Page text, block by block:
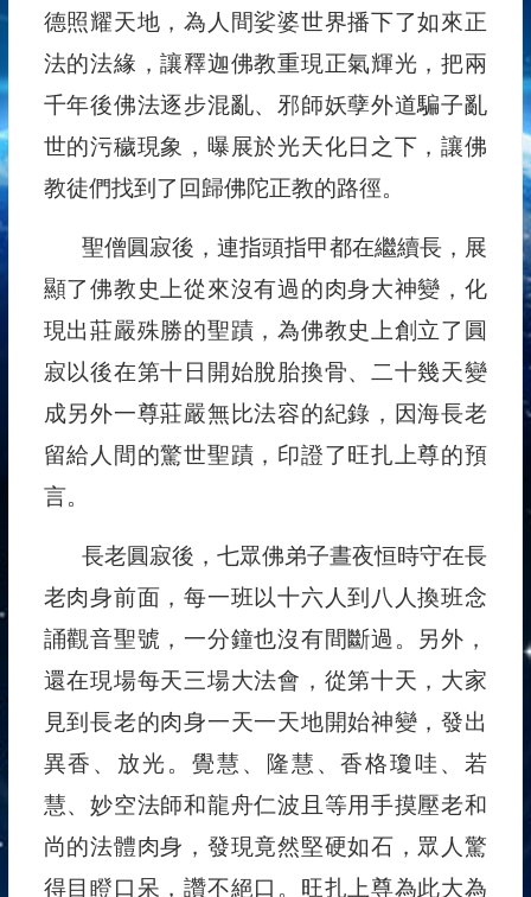
德照耀天地，為人間娑婆世界播下了如來正
法的法緣，讓釋迦佛教重現正氣輝光，把兩
千年後佛法逐步混亂、邪師妖孽外道騙子亂
世的污穢現象，曝展於光天化日之下，讓佛
教徒們找到了回歸佛陀正教的路徑。
聖僧圓寂後，連指頭指甲都在繼續長，展
顯了佛教史上從來沒有過的肉身大神變，化
現出莊嚴殊勝的聖蹟，為佛教史上創立了圓
寂以後在第十日開始脫胎換骨、二十幾天變
成另外一尊莊嚴無比法容的紀錄，因海長老
留給人間的驚世聖蹟，印證了旺扎上尊的預
言。
長老圓寂後，七眾佛弟子晝夜恒時守在長
老肉身前面，每一班以十六人到八人換班念
誦觀音聖號，一分鐘也沒有間斷過。另外，
還在現場每天三場大法會，從第十天，大家
見到長老的肉身一天一天地開始神變，發出
異香、放光。覺慧、隆慧、香格瓊哇、若
慧、妙空法師和龍舟仁波且等用手摸壓老和
尚的法體肉身，發現竟然堅硬如石，眾人驚
得目瞪口呆，讚不絕口。旺扎上尊為此大為